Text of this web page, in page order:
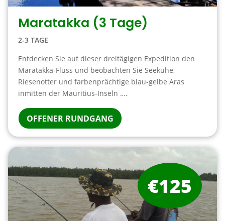
Maratakka (3 Tage)
2-3 TAGE
Entdecken Sie auf dieser dreitägigen Expedition den
Maratakka-Fluss und beobachten Sie Seekühe,
Riesenotter und farbenprächtige blau-gelbe Aras
inmitten der Mauritius-Inseln ….
OFFENER RUNDGANG
€125